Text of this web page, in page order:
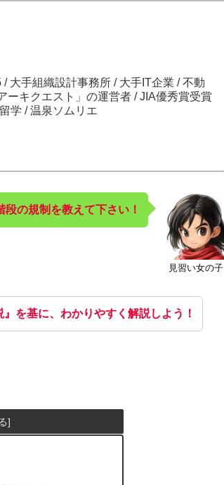
大手組織設計事務所 / 大手IT企業 / 不動
ーキクエスト」の運営者 / JIA優秀賞受賞
学 / 温泉ソムリエ
見習い女の子
の規制を教えて下さい！
を基に、わかりやすく解説しよう！